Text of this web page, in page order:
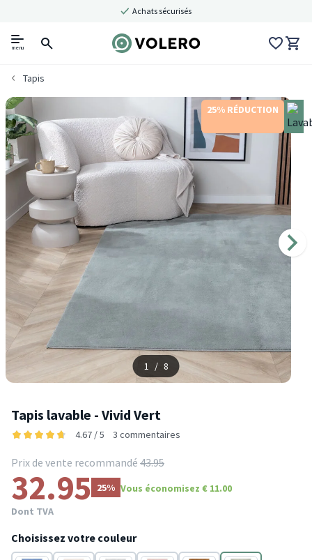
Achats sécurisés
menu
Tapis
25% RÉDUCTION
1 / 8
Tapis lavable - Vivid Vert
4.67 / 5 3 commentaires
Prix de vente recommandé 43.95
32.95 25% Vous économisez € 11.00
Dont TVA
Choisissez votre couleur